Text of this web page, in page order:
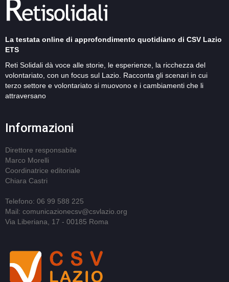
La testata online di approfondimento quotidiano di CSV Lazio
ETS
Reti Solidali dà voce alle storie, le esperienze, la ricchezza del
volontariato, con un focus sul Lazio. Racconta gli scenari in cui
terzo settore e volontariato si muovono e i cambiamenti che li
attraversano
Informazioni
Direttore responsabile
Marco Morelli
Coordinatrice editoriale
Chiara Castri
Telefono: 06 99 588 225
Mail: comunicazionecsv@csvlazio.org
Via Liberiana, 17 - 00185 Roma